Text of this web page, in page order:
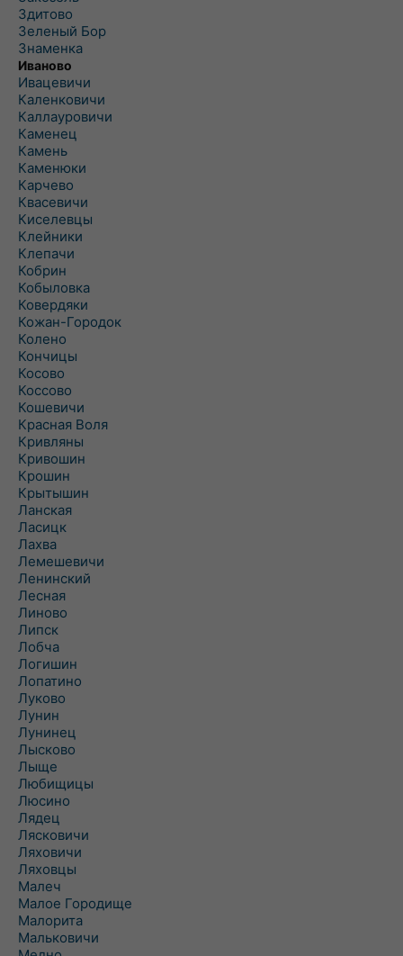
Здитово
Зеленый Бор
Знаменка
Иваново
Ивацевичи
Каленковичи
Каллауровичи
Каменец
Камень
Каменюки
Карчево
Квасевичи
Киселевцы
Клейники
Клепачи
Кобрин
Кобыловка
Ковердяки
Кожан-Городок
Колено
Кончицы
Косово
Коссово
Кошевичи
Красная Воля
Кривляны
Кривошин
Крошин
Крытышин
Ланская
Ласицк
Лахва
Лемешевичи
Ленинский
Лесная
Линово
Липск
Лобча
Логишин
Лопатино
Луково
Лунин
Лунинец
Лысково
Лыще
Любищицы
Люсино
Лядец
Лясковичи
Ляховичи
Ляховцы
Малеч
Малое Городище
Малорита
Мальковичи